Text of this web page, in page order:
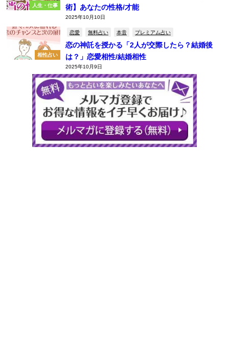
人生・仕事
術】あなたの性格/才能
2025年10月10日
相性占い
恋愛 無料占い 本音 プレミアム占い
恋の神託を授かる「2人が交際したら？結婚後
は？」恋愛相性/結婚相性
2025年10月9日